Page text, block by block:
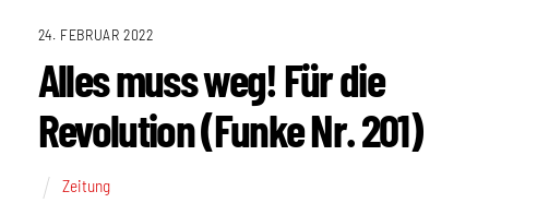
24. FEBRUAR 2022
Alles muss weg! Für die
Revolution (Funke Nr. 201)
Zeitung